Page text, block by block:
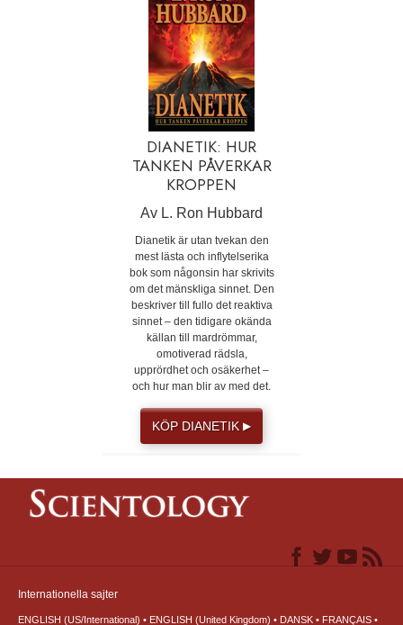
DIANETIK: HUR
TANKEN PÅVERKAR
KROPPEN
Av L. Ron Hubbard
Dianetik är utan tvekan den
mest lästa och inflytelserika
bok som någonsin har skrivits
om det mänskliga sinnet. Den
beskriver till fullo det reaktiva
sinnet – den tidigare okända
källan till mardrömmar,
omotiverad rädsla,
upprördhet och osäkerhet –
och hur man blir av med det.
KÖP DIANETIK ▶
Internationella sajter
ENGLISH (US/International) ENGLISH (United Kingdom) DANSK FRANÇAIS